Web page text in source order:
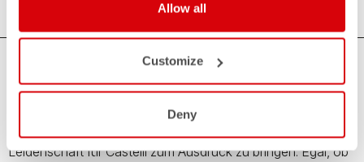
Allow all
Customize
Deny
Freizeit Hosen für Männer
Entwickelt für jede Gelegenheit ist unsere Freizeitbekleidung
für jeden Radfahrer die ideale Gelegenheit, seine
Leidenschaft für Castelli zum Ausdruck zu bringen. Egal, ob